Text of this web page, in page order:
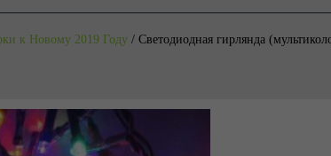
к Новому 2019 Году/ Светодиодная гирлянда